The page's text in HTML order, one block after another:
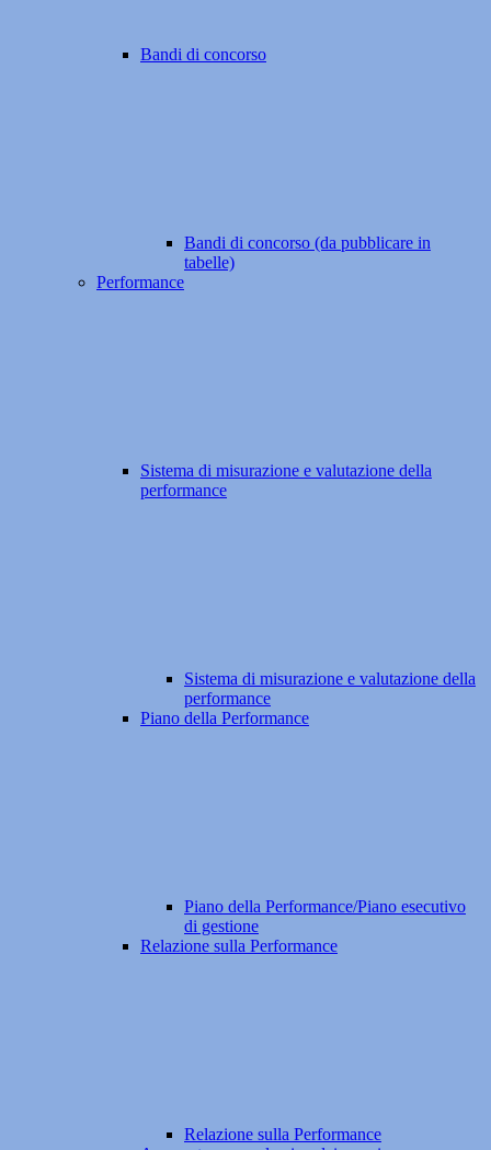
Bandi di concorso
Bandi di concorso (da pubblicare in
tabelle)
Performance
Sistema di misurazione e valutazione della
performance
Sistema di misurazione e valutazione della
performance
Piano della Performance
Piano della Performance/Piano esecutivo
di gestione
Relazione sulla Performance
Relazione sulla Performance